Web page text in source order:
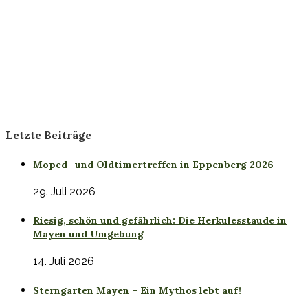
Letzte Beiträge
Moped- und Oldtimertreffen in Eppenberg 2026
29. Juli 2026
Riesig, schön und gefährlich: Die Herkulesstaude in
Mayen und Umgebung
14. Juli 2026
Sterngarten Mayen – Ein Mythos lebt auf!